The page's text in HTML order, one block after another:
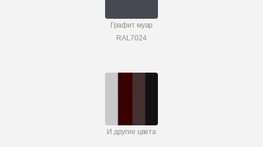
Графит муар
RAL7024
И другие цвета